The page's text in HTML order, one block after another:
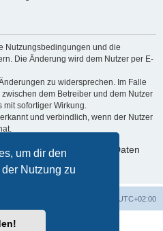
um dir den
Nutzung zu
Nutzungsbedingungen und die
Die Änderung wird dem Nutzer per E-
zu widersprechen. Im Falle
dem Betreiber und dem Nutzer
mit sofortiger Wirkung.
und verbindlich, wenn der Nutzer
mit deinen persönlichen Daten
enthalten.
UTC+02:00
Software © phpBB Limited